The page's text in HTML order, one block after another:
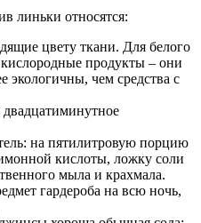
линьки относятся:
цвету ткани. Для белого
кислородные продукты – они
экологичны, чем средства с
на пятилитровую порцию
кислоты, ложку соли
мыла и крахмала.
гардероба на всю ночь,